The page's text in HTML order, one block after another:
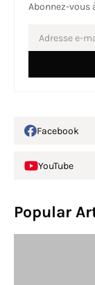
Abonnez-vous
Facebook
YouTube
Popular